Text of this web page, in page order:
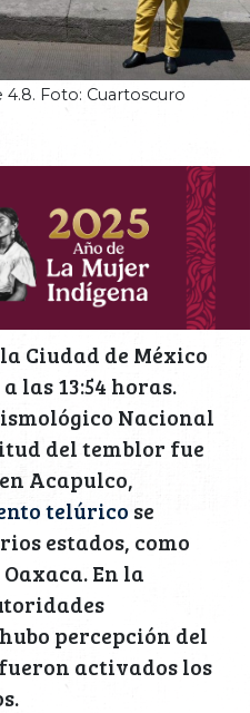
Foto: Cuartoscuro
Ciudad de México
las 13:54 horas.
Nacional
del temblor fue
Acapulco,
telúrico se
estados, como
En la
percepción del
activados los